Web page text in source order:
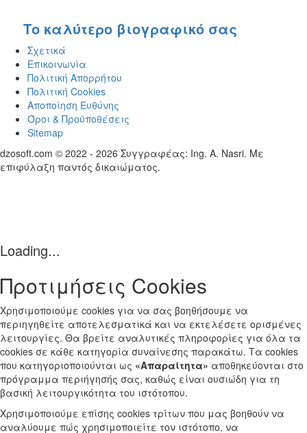
Το καλύτερο βιογραφικό σας
Σχετικά
Επικοινωνία
Πολιτική Απορρήτου
Πολιτική Cookies
Αποποίηση Ευθύνης
Όροι & Προϋποθέσεις
Sitemap
dzosoft.com © 2022 - 2026 Συγγραφέας: Ing. A. Nasri. Με
επιφύλαξη παντός δικαιώματος.
Loading...
Προτιμήσεις Cookies
Χρησιμοποιούμε cookies για να σας βοηθήσουμε να
περιηγηθείτε αποτελεσματικά και να εκτελέσετε ορισμένες
λειτουργίες. Θα βρείτε αναλυτικές πληροφορίες για όλα τα
cookies σε κάθε κατηγορία συναίνεσης παρακάτω. Τα cookies
που κατηγοριοποιούνται ως «Απαραίτητα» αποθηκεύονται στο
πρόγραμμα περιήγησής σας, καθώς είναι ουσιώδη για τη
βασική λειτουργικότητα του ιστότοπου.
Χρησιμοποιούμε επίσης cookies τρίτων που μας βοηθούν να
αναλύουμε πώς χρησιμοποιείτε τον ιστότοπο, να